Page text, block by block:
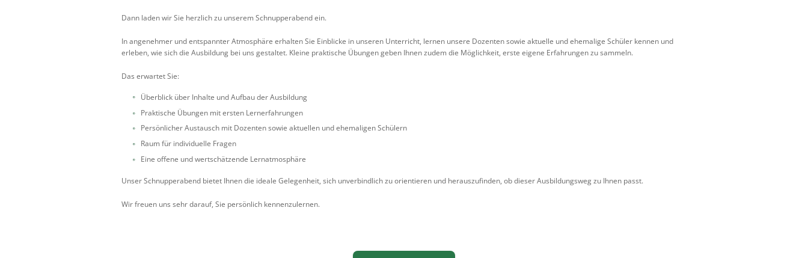
Dann laden wir Sie herzlich zu unserem Schnupperabend ein.
In angenehmer und entspannter Atmosphäre erhalten Sie Einblicke in unseren Unterricht, lernen unsere Dozenten sowie aktuelle und ehemalige Schüler kennen und
erleben, wie sich die Ausbildung bei uns gestaltet. Kleine praktische Übungen geben Ihnen zudem die Möglichkeit, erste eigene Erfahrungen zu sammeln.
Das erwartet Sie:
Überblick über Inhalte und Aufbau der Ausbildung
Praktische Übungen mit ersten Lernerfahrungen
Persönlicher Austausch mit Dozenten sowie aktuellen und ehemaligen Schülern
Raum für individuelle Fragen
Eine offene und wertschätzende Lernatmosphäre
Unser Schnupperabend bietet Ihnen die ideale Gelegenheit, sich unverbindlich zu orientieren und herauszufinden, ob dieser Ausbildungsweg zu Ihnen passt.
Wir freuen uns sehr darauf, Sie persönlich kennenzulernen.